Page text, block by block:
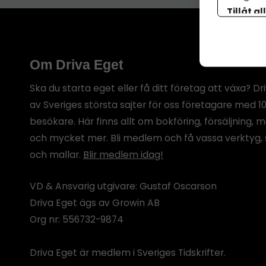
Om Driva Eget
Ska du starta eget eller få ditt företag att växa?
av Sveriges största sajter för oss företagare med
besökare. Här finns allt om bokföring, försäljning,
och mycket mer. Bli medlem och få vassa
och mallar. Blir medlem idag!
VD & Ansvarig utgivare: Gustaf Oscarson
Driva Eget ägs av Growin AB
Org nr: 556732-9874
Driva Eget är medlem i Sveriges Tidskrifter.
Tillåt